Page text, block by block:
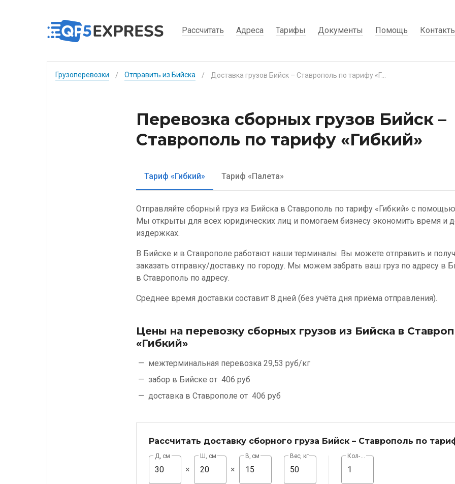
Рассчитать Адреса Тарифы Документы Помощь
Грузоперевозки / Отправить из Бийска / Доставка грузов Бийск – Ставрополь по тарифу «Гибкий»
Перевозка сборных грузов Бийск –
Ставрополь по тарифу «Гибкий»
Тариф «Гибкий» Тариф «Палета»
Отправляйте сборный груз из Бийска в Ставрополь по тарифу «Гибкий» с
Мы открыты для всех юридических лиц и помогаем бизнесу экономить время и
издержках.
В Бийске и в Ставрополе работают наши терминалы. Вы можете отправить и
заказать отправку/доставку по городу. Мы можем забрать ваш груз по адресу в
в Ставрополь по адресу.
Среднее время доставки составит 8 дней (без учёта дня приёма отправления).
Цены на перевозку сборных грузов из Бийска в
«Гибкий»
межтерминальная перевозка 29,53 руб/кг
забор в Бийске от 406 руб
доставка в Ставрополе от 406 руб
Рассчитать доставку сборного груза Бийск – Ставрополь по
Д, см
×
Ш, см
×
В, см Вес, кг Кол-во, шт